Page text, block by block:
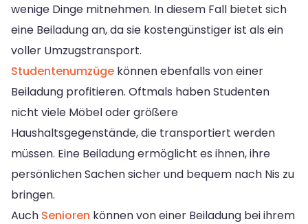
wenige Dinge mitnehmen. In diesem Fall bietet sich
eine Beiladung an, da sie kostengünstiger ist als ein
voller Umzugstransport.
Studentenumzüge können ebenfalls von einer
Beiladung profitieren. Oftmals haben Studenten
nicht viele Möbel oder größere
Haushaltsgegenstände, die transportiert werden
müssen. Eine Beiladung ermöglicht es ihnen, ihre
persönlichen Sachen sicher und bequem nach Nis zu
bringen.
Auch Senioren können von einer Beiladung bei ihrem